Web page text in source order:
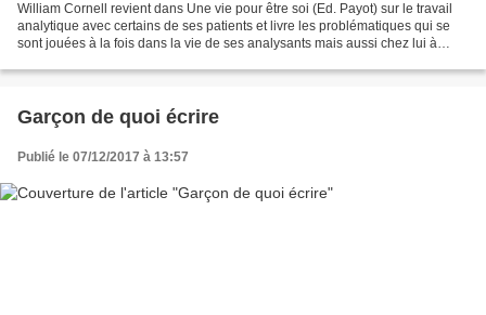
William Cornell revient dans Une vie pour être soi (Ed. Payot) sur le travail
analytique avec certains de ses patients et livre les problématiques qui se
sont jouées à la fois dans la vie de ses analysants mais aussi chez lui à
Garçon de quoi écrire
Publié le 07/12/2017 à 13:57